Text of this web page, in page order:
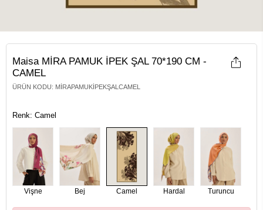
Maisa MİRA PAMUK İPEK ŞAL 70*190 CM -
CAMEL
ÜRÜN KODU: MIRAPAMUKİPEKŞALCAMEL
Renk: Camel
Vişne Bej Camel Hardal Turuncu